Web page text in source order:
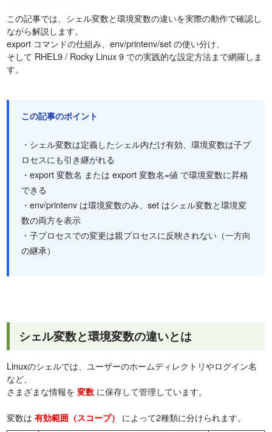
この記事では、シェル変数と環境変数の違いを実際の動作で確認し
ながら解説します。
export コマンドの仕組み、env/printenv/set の使い分け、
そして RHEL9 / Rocky Linux 9 での実践的な設定方法まで網羅しま
す。
この記事のポイント
・シェル変数は定義したシェル内だけ有効、環境変数は子プ
ロセスにも引き継がれる
・export 変数名 または export 変数名=値 で環境変数に昇格
できる
・env/printenv は環境変数のみ、set はシェル変数と環境変
数の両方を表示
・子プロセスでの変更は親プロセスに反映されない（一方向
の継承）
シェル変数と環境変数の違いとは
Linuxのシェルでは、ユーザーのホームディレクトリやログイン名
など、
さまざまな情報を変数 に保存して管理しています。
変数は有効範囲（スコープ） によって2種類に分けられます。